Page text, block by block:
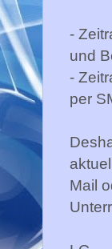
-
und
-
per
Mail